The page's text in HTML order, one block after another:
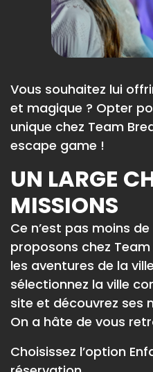
Vous souhaitez lui
et magique ? Opter
unique chez Team
escape game !
UN LARGE
MISSIONS
Ce n’est pas moins
proposons chez
les aventures de la
sélectionnez la ville
site et découvrez ses
On a hâte de vous
Choisissez l’option